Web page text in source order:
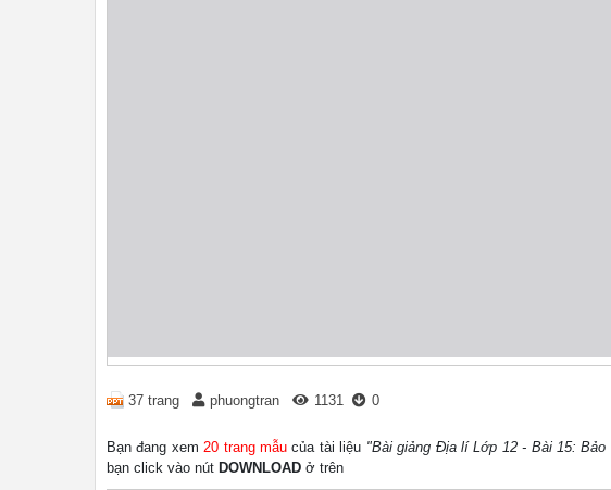
37 trang phuongtran 1131 0
Bạn đang xem20 trang mẫu của tài liệu "Bài giảng Địa lí Lớp 12 - Bài 15:
bạn click vào nút DOWNLOAD ở trên